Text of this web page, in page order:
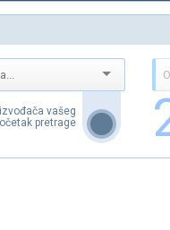
vašeg
pretrage